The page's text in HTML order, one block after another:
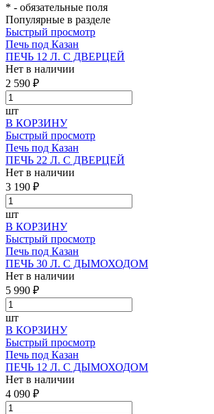
* - обязательные поля
Популярные в разделе
Быстрый просмотр
Печь под Казан
ПЕЧЬ 12 Л. С ДВЕРЦЕЙ
Нет в наличии
2 590 ₽
шт
В КОРЗИНУ
Быстрый просмотр
Печь под Казан
ПЕЧЬ 22 Л. С ДВЕРЦЕЙ
Нет в наличии
3 190 ₽
шт
В КОРЗИНУ
Быстрый просмотр
Печь под Казан
ПЕЧЬ 30 Л. С ДЫМОХОДОМ
Нет в наличии
5 990 ₽
шт
В КОРЗИНУ
Быстрый просмотр
Печь под Казан
ПЕЧЬ 12 Л. С ДЫМОХОДОМ
Нет в наличии
4 090 ₽